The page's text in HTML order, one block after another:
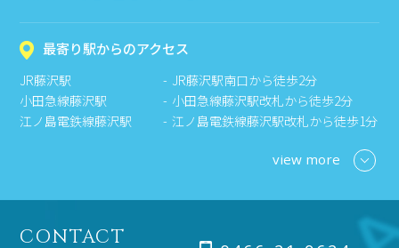
最寄り駅からのアクセス
JR藤沢駅
JR藤沢駅南口から徒歩2分
小田急線藤沢駅
小田急線藤沢駅改札から徒歩2分
江ノ島電鉄線藤沢駅
江ノ島電鉄線藤沢駅改札から徒歩1分
view more
CONTACT